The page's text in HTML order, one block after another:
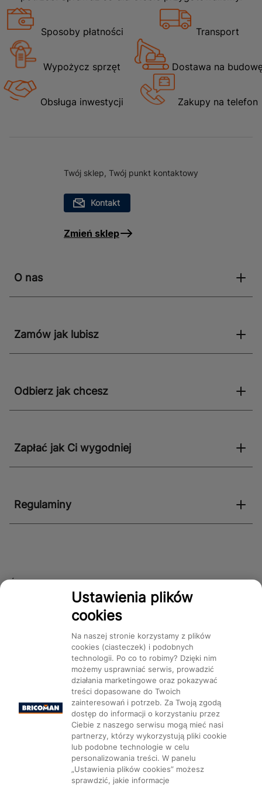
Sposoby płatności Transport
Wypożycz sprzęt Dostawa na
Obsługa inwestycji Zakupy na telefon
Twój sklep, Twój punkt kontaktowy
Kontakt
Zmień sklep
O nas
Zamów jak lubisz
Odbierz jak chcesz
Zapłać jak Ci wygodniej
Regulaminy
Śledź nas!
Mapa Strony: Kategorie Produkty Marki CMS
Ustawienia plików cookie
Ustawienia plików
cookies
Na naszej stronie korzystamy z plików
cookies (ciasteczek) i podobnych
technologii. Po co to robimy? Dzięki nim
możemy usprawniać serwis, prowadzić
działania marketingowe oraz pokazywać
treści dopasowane do Twoich
zainteresowań i potrzeb. Za Twoją zgodą
dostęp do informacji o korzystaniu przez
Ciebie z naszego serwisu mogą mieć nasi
partnerzy, którzy wykorzystują pliki cookie
lub podobne technologie w celu
personalizowania treści. W panelu
„Ustawienia plików cookies” możesz
sprawdzić, jakie informacje